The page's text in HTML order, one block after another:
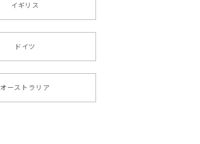
イギリス
ドイツ
オーストラリア